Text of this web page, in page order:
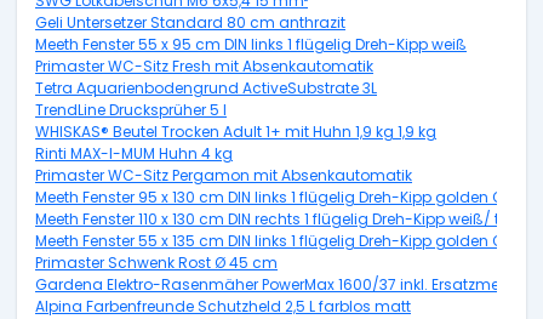
Geli Untersetzer Standard 80 cm anthrazit
Meeth Fenster 55 x 95 cm DIN links 1 flügelig Dreh-Kipp weiß
Primaster WC-Sitz Fresh mit Absenkautomatik
Tetra Aquarienbodengrund ActiveSubstrate 3L
TrendLine Drucksprüher 5 l
WHISKAS® Beutel Trocken Adult 1+ mit Huhn 1,9 kg 1,9 kg
Rinti MAX-I-MUM Huhn 4 kg
Primaster WC-Sitz Pergamon mit Absenkautomatik
Meeth Fenster 95 x 130 cm DIN links 1 flügelig Dreh-Kipp golden Oak
Meeth Fenster 110 x 130 cm DIN rechts 1 flügelig Dreh-Kipp weiß/ titan
Meeth Fenster 55 x 135 cm DIN links 1 flügelig Dreh-Kipp golden Oak
Primaster Schwenk Rost Ø 45 cm
Gardena Elektro-Rasenmäher PowerMax 1600/37 inkl. Ersatzmesser
Alpina Farbenfreunde Schutzheld 2,5 L farblos matt